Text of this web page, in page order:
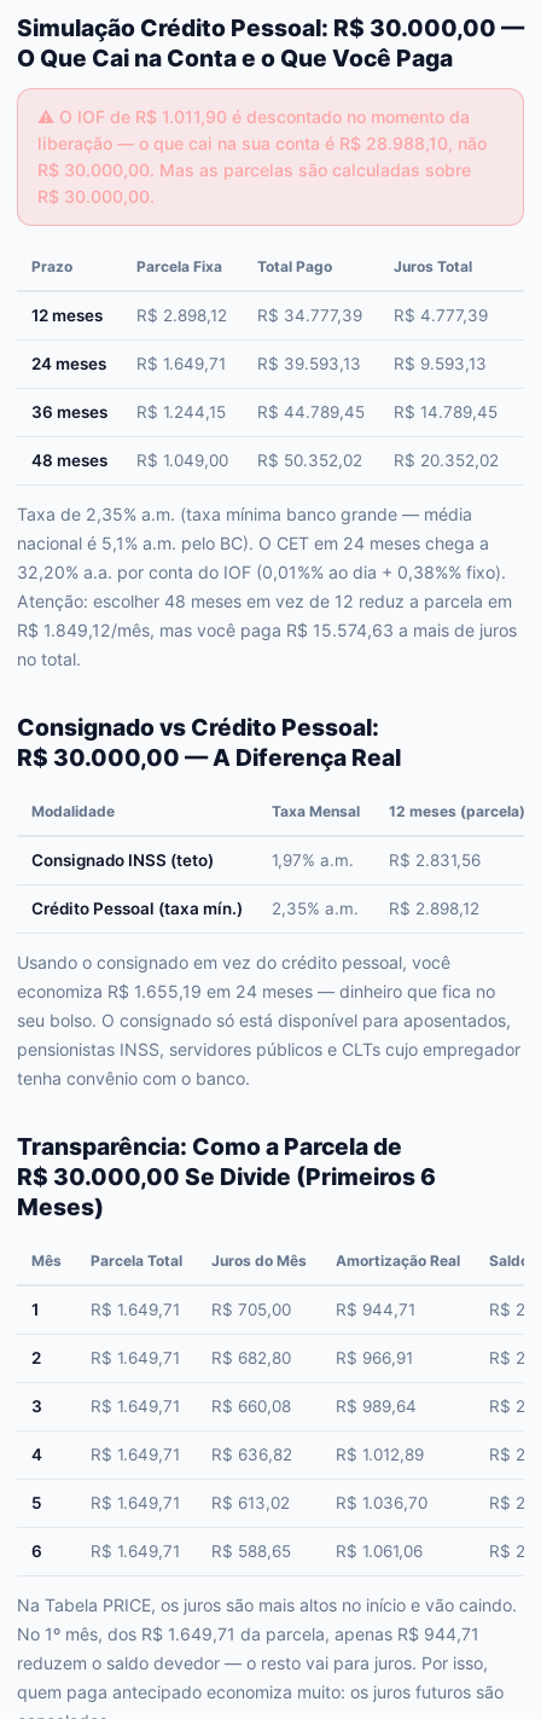
Simulação Crédito Pessoal: R$ 30.000,00 —
O Que Cai na Conta e o Que Você Paga
⚠️ O IOF de R$ 1.011,90 é descontado no momento da
liberação — o que cai na sua conta é R$ 28.988,10, não
R$ 30.000,00. Mas as parcelas são calculadas sobre
R$ 30.000,00.
Prazo Parcela Fixa Total Pago Juros Total
12 meses R$ 2.898,12 R$ 34.777,39 R$ 4.777,39
24 meses R$ 1.649,71 R$ 39.593,13 R$ 9.593,13
36 meses R$ 1.244,15 R$ 44.789,45 R$ 14.789,45
48 meses R$ 1.049,00 R$ 50.352,02 R$ 20.352,02
Taxa de 2,35% a.m. (taxa mínima banco grande — média
nacional é 5,1% a.m. pelo BC). O CET em 24 meses chega a
32,20% a.a. por conta do IOF (0,01%% ao dia + 0,38%% fixo).
Atenção: escolher 48 meses em vez de 12 reduz a parcela em
R$ 1.849,12/mês, mas você paga R$ 15.574,63 a mais de juros
no total.
Consignado vs Crédito Pessoal:
R$ 30.000,00 — A Diferença Real
Modalidade Taxa Mensal 12 meses (parcela)
Consignado INSS (teto) 1,97% a.m. R$ 2.831,56
Crédito Pessoal (taxa mín.) 2,35% a.m. R$ 2.898,12
Usando o consignado em vez do crédito pessoal, você
economiza R$ 1.655,19 em 24 meses — dinheiro que fica no
seu bolso. O consignado só está disponível para aposentados,
pensionistas INSS, servidores públicos e CLTs cujo empregador
tenha convênio com o banco.
Transparência: Como a Parcela de
R$ 30.000,00 Se Divide (Primeiros 6
Meses)
Mês Parcela Total Juros do Mês Amortização Real Saldo
1 R$ 1.649,71 R$ 705,00 R$ 944,71 R$
2 R$ 1.649,71 R$ 682,80 R$ 966,91 R$
3 R$ 1.649,71 R$ 660,08 R$ 989,64 R$
4 R$ 1.649,71 R$ 636,82 R$ 1.012,89 R$
5 R$ 1.649,71 R$ 613,02 R$ 1.036,70 R$
6 R$ 1.649,71 R$ 588,65 R$ 1.061,06 R$
Na Tabela PRICE, os juros são mais altos no início e vão caindo.
No 1º mês, dos R$ 1.649,71 da parcela, apenas R$ 944,71
reduzem o saldo devedor — o resto vai para juros. Por isso,
quem paga antecipado economiza muito: os juros futuros são